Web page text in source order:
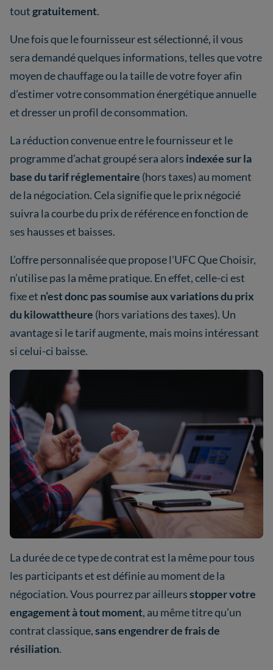
toutgratuitement.
Une fois que le fournisseur est sélectionné, il vous
sera demandé quelques informations, telles que votre
moyen de chauffage ou la taille de votre foyer afin
d’estimer votre consommation énergétique annuelle
et dresser un profil de consommation.
La réduction convenue entre le fournisseur et le
programme d’achat groupé sera alors indexée sur la
base du tarif réglementaire (hors taxes) au moment
de la négociation. Cela signifie que le prix négocié
suivra la courbe du prix de référence en fonction de
ses hausses et baisses.
L’offre personnalisée que propose l’UFC Que Choisir,
n’utilise pas la même pratique. En effet, celle-ci est
fixe et n’est donc pas soumise aux variations du prix
du kilowattheure (hors variations des taxes). Un
avantage si le tarif augmente, mais moins intéressant
si celui-ci baisse.
La durée de ce type de contrat est la même pour tous
les participants et est définie au moment de la
négociation. Vous pourrez par ailleursstopper votre
engagement à tout moment, au même titre qu’un
contrat classique,sans engendrer de frais de
résiliation.